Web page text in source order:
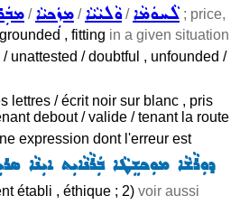
/ܡܙܲܟܝܵܐ /ܘܵܠܝܵܝܵܐ/ܠܵܚܘܿܡܵܐ ; price,
, fitting in a given situation
/ unattested / doubtful , unfounded /
lettres / écrit noir sur blanc , pris
debout / valide / tenant la route
expression dont l'erreur est
ܕܘܼܪܵܫܵܐ ܡܘܼܟܫܸܛܵܐ ܒܲܪܵܢܵܐܝܼܬ ܐܝܼܢܵܐ
établi , éthique ; 2) voir aussi